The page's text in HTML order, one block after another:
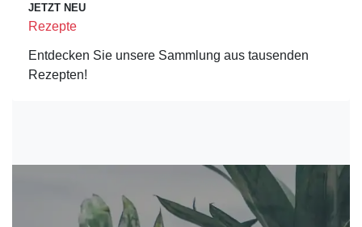
JETZT NEU
Rezepte
Entdecken Sie unsere Sammlung aus tausenden
Rezepten!